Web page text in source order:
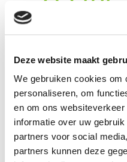
Deze website maakt
We gebruiken cookies om
personaliseren, om
en om ons
informatie over uw
partners voor social
partners kunnen deze
The
Goods
pledge